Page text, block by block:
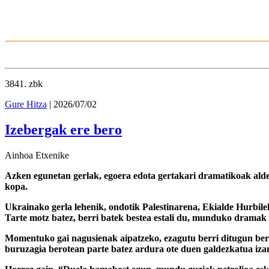
3841. zbk
Gure Hitza | 2026/07/02
Izebergak ere bero
Ainhoa Etxenike
Azken egunetan gerlak, egoera edota gertakari dramatikoak
kopa.
Ukrainako gerla lehenik, ondotik Palestinarena, Ekialde
Tarte motz batez, berri batek bestea estali du, munduko
Momentuko gai nagusienak aipatzeko, ezagutu berri ditugun
buruzagia berotean parte batez ardura ote duen galdezkatua